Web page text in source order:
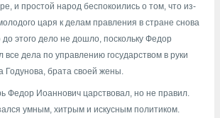
и простой народ беспокоились о том, что из-
царя к делам правления в стране снова
этого дело не дошло, поскольку Федор
дела по управлению государством в руки
Годунова, брата своей жены.
Федор Иоаннович царствовал, но не правил.
умным, хитрым и искусным политиком.